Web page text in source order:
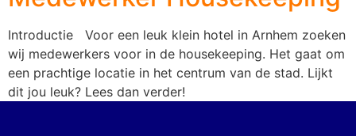
Introductie Voor een leuk klein hotel in Arnhem zoeken
wij medewerkers voor in de housekeeping. Het gaat om
een prachtige locatie in het centrum van de stad. Lijkt
dit jou leuk? Lees dan verder!